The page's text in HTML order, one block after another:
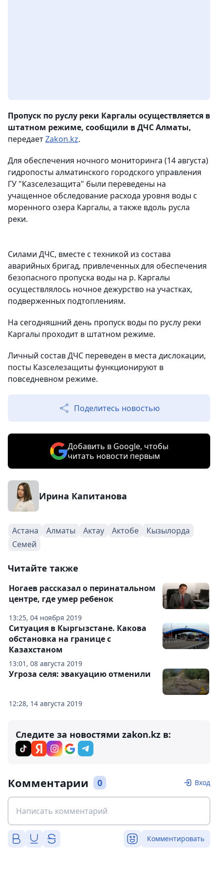
Пропуск по руслу реки Каргалы осуществляется в
штатном режиме, сообщили в ДЧС Алматы,
передаетZakon.kz.
Для обеспечения ночного мониторинга (14 августа)
гидропосты алматинского городского управления
ГУ "Казселезащита" были переведены на
учащенное обследование расхода уровня воды с
моренного озера Каргалы, а также вдоль русла
реки.
Силами ДЧС, вместе с техникой из состава
аварийных бригад, привлеченных для обеспечения
безопасного пропуска воды на р. Каргалы
осуществлялось ночное дежурство на участках,
подверженных подтоплениям.
На сегодняшний день пропуск воды по руслу реки
Каргалы проходит в штатном режиме.
Личный состав ДЧС переведен в места дислокации,
посты Казселезащиты функционируют в
повседневном режиме.
Поделитесь новостью
Добавить в Google, чтобы
читать новости первым
Ирина Капитанова
Астана Алматы Актау Актобе
Кызылорда
Семей
Читайте также
13:25, 04 ноября 2019
Ногаев рассказал о перинатальном
центре, где умер ребенок
13:01, 08 августа 2019
Ситуация в Кыргызстане. Какова
обстановка на границе с
Казахстаном
12:28, 14 августа 2019
Угроза селя: эвакуацию отменили
Следите за новостями zakon.kz в:
Комментарии 0 Вход
Комментировать